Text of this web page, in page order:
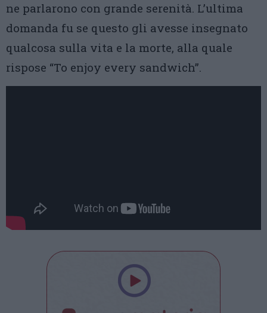
ne parlarono con grande serenità. L’ultima
domanda fu se questo gli avesse insegnato
qualcosa sulla vita e la morte, alla quale
rispose “To enjoy every sandwich”.